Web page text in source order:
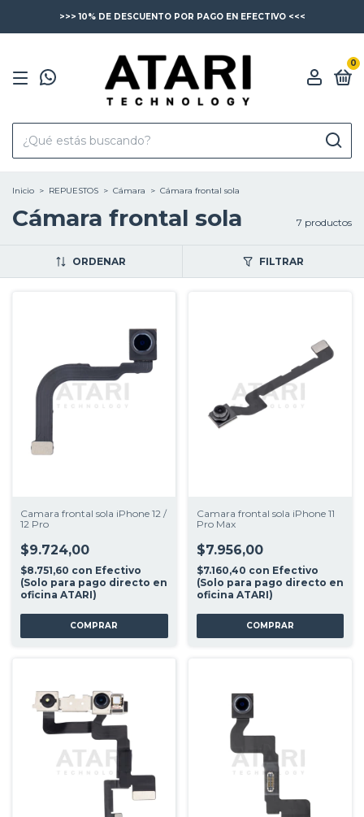
>>> 10% DE DESCUENTO POR PAGO EN EFECTIVO <<<
0
Inicio > REPUESTOS > Cámara > Cámara frontal sola
Cámara frontal sola 7 productos
ORDENAR FILTRAR
Camara frontal sola iPhone 12 /
12 Pro
$9.724,00
$8.751,60 con Efectivo
(Solo para pago directo en
oficina ATARI)
Camara frontal sola iPhone 11
Pro Max
$7.956,00
$7.160,40 con Efectivo
(Solo para pago directo en
oficina ATARI)